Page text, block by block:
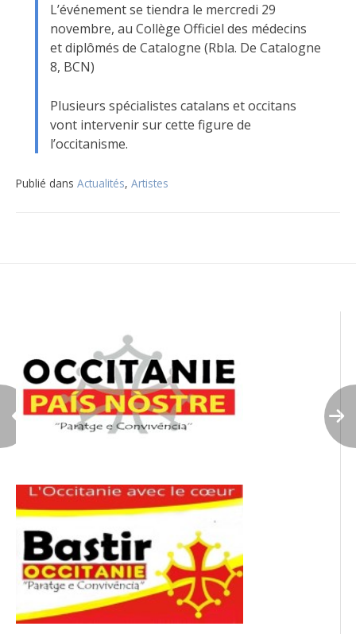
L’événement se tiendra le mercredi 29
novembre, au Collège Officiel des médecins
et diplômés de Catalogne (Rbla. De Catalogne
8, BCN)
Plusieurs spécialistes catalans et occitans
vont intervenir sur cette figure de
l’occitanisme.
Publié dans Actualités, Artistes